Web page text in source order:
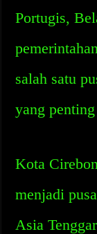
Portugis,
salah satu
yang
Kota
menjadi
Asia